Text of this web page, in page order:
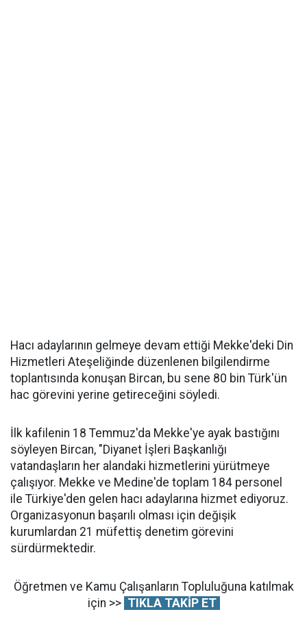
Hacı adaylarının gelmeye devam ettiği Mekke'deki Din
Hizmetleri Ateşeliğinde düzenlenen bilgilendirme
toplantısında konuşan Bircan, bu sene 80 bin Türk'ün
hac görevini yerine getireceğini söyledi.
İlk kafilenin 18 Temmuz'da Mekke'ye ayak bastığını
söyleyen Bircan, "Diyanet İşleri Başkanlığı
vatandaşların her alandaki hizmetlerini yürütmeye
çalışıyor. Mekke ve Medine'de toplam 184 personel
ile Türkiye'den gelen hacı adaylarına hizmet ediyoruz.
Organizasyonun başarılı olması için değişik
kurumlardan 21 müfettiş denetim görevini
sürdürmektedir.
Öğretmen ve Kamu Çalışanların Topluluğuna katılmak
için >> TIKLA TAKİP ET